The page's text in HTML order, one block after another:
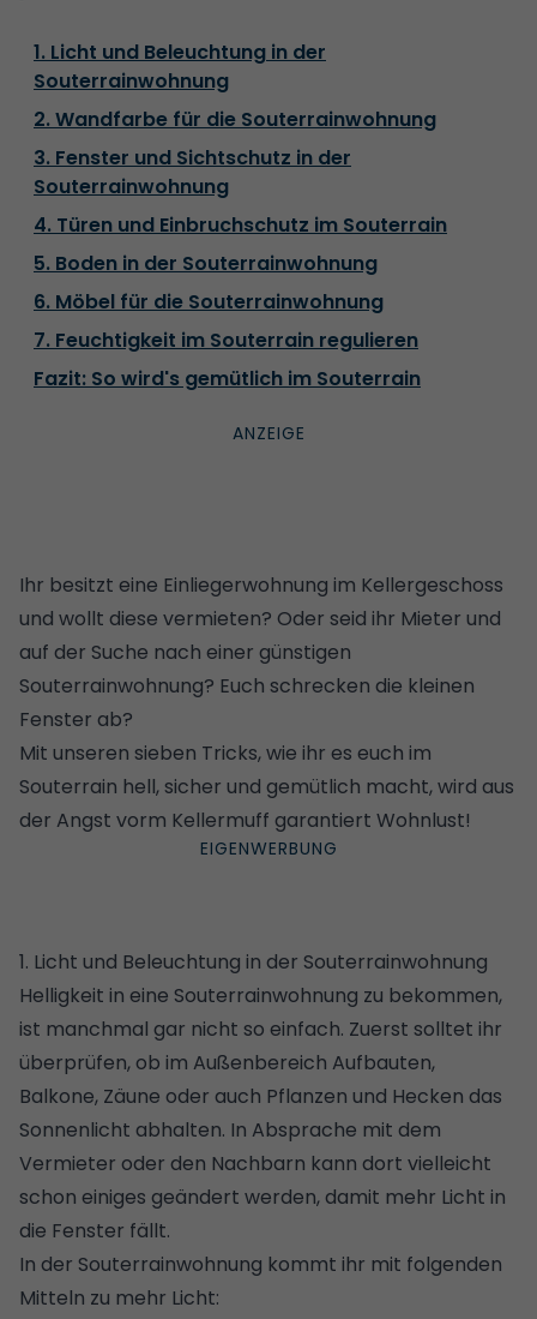
1. Licht und Beleuchtung in der
Souterrainwohnung
2. Wandfarbe für die Souterrainwohnung
3. Fenster und Sichtschutz in der
Souterrainwohnung
4. Türen und Einbruchschutz im Souterrain
5. Boden in der Souterrainwohnung
6. Möbel für die Souterrainwohnung
7. Feuchtigkeit im Souterrain regulieren
Fazit: So wird's gemütlich im Souterrain
Ihr besitzt eine Einliegerwohnung im Kellergeschoss
und wollt diese vermieten? Oder seid ihr Mieter und
auf der Suche nach einer günstigen
Souterrainwohnung? Euch schrecken die kleinen
Fenster ab?
Mit unseren sieben Tricks, wie ihr es euch im
Souterrain hell, sicher und gemütlich macht, wird aus
der Angst vorm Kellermuff garantiert Wohnlust!
1. Licht und Beleuchtung in der Souterrainwohnung
Helligkeit in eine Souterrainwohnung zu bekommen,
ist manchmal gar nicht so einfach. Zuerst solltet ihr
überprüfen, ob im Außenbereich Aufbauten,
Balkone, Zäune oder auch Pflanzen und Hecken das
Sonnenlicht abhalten. In Absprache mit dem
Vermieter oder den Nachbarn kann dort vielleicht
schon einiges geändert werden, damit mehr Licht in
die Fenster fällt.
In der Souterrainwohnung kommt ihr mit folgenden
Mitteln zu mehr Licht: